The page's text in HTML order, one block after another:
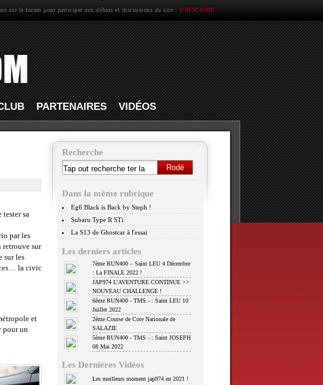
sur le forum pour participer aux débats et discussions du site : S'INSCRIRE
PARTENAIRES VIDÉOS
tester sa
par les
retrouve sur
sur les
la civic
et
pour un
Recherche
Dans la même rubrique
Eg6 Black is Back by Steph !
Subaru Type R STi
La S13 de Ghostcar à l'essai
Les derniers articles
7ème RUN400 – Saint LEU 4 Décembre
: La FINALE 2022 !
JAP974 L’AVENTURE CONTINUE >>
NOUVEAU CHALLENGE !
6ème RUN400 - TMS - : Saint LEU 10
Juillet 2022
2ème Course de Cote Nationale de
SALAZIE
5ème RUN400 - TMS - : Saint JOSEPH
08 Mai 2022
Les Dernières Vidéos
Les meilleurs moment jap974 en 2021 !